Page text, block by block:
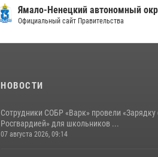
Ямало-Ненецкий автономный
Официальный сайт Правительства
НОВОСТИ
Сотрудники СОБР «Варк» провели «Зарядку
Росгвардией» для школьников ...
07 августа 2026, 09:14